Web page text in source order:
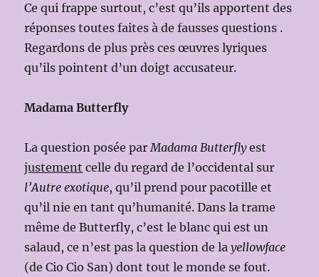
Ce qui frappe surtout, c’est qu’ils apportent des
réponses toutes faites à de fausses questions .
Regardons de plus près ces œuvres lyriques
qu’ils pointent d’un doigt accusateur.
Madama Butterfly
La question posée parMadama Butterflyest
justement celle du regard de l’occidental sur
l’Autre exotique, qu’il prend pour pacotille et
qu’il nie en tant qu’humanité. Dans la trame
même de Butterfly, c’est le blanc qui est un
salaud, ce n’est pas la question de layellowface
(de Cio Cio San) dont tout le monde se fout.